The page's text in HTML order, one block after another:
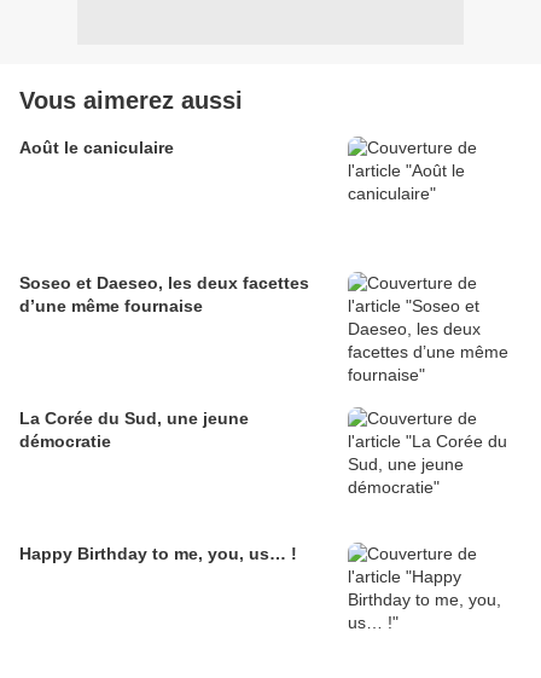
Vous aimerez aussi
Août le caniculaire
Soseo et Daeseo, les deux facettes
d’une même fournaise
La Corée du Sud, une jeune
démocratie
Happy Birthday to me, you, us… !